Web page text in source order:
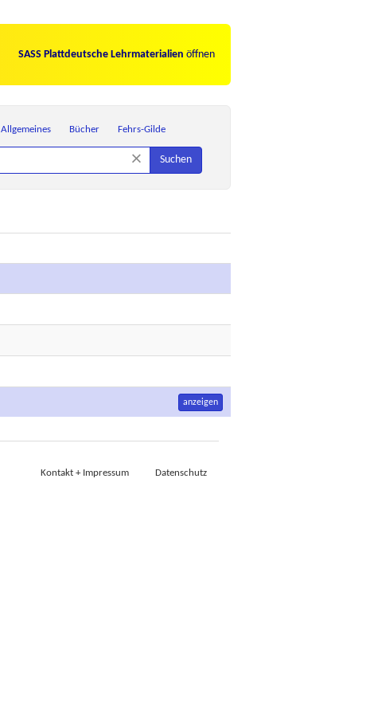
SASS Plattdeutsche Lehrmaterialien öffnen
Allgemeines Bücher Fehrs-Gilde
× Suchen
anzeigen
Kontakt + Impressum
Datenschutz